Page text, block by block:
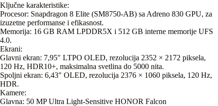
Ključne karakteristike:
Procesor: Snapdragon 8 Elite (SM8750-AB) sa Adreno 830 GPU, za
izuzetne performanse i efikasnost.
Memorija: 16 GB RAM LPDDR5X i 512 GB interne memorije UFS
4.0.
Ekrani:
Glavni ekran: 7,95″ LTPO OLED, rezolucija 2352 × 2172 piksela,
120 Hz, HDR10+, maksimalna svetlina do 5000 nita.
Spoljni ekran: 6,43″ OLED, rezolucija 2376 × 1060 piksela, 120 Hz,
HDR.
Kamere:
Glavna: 50 MP Ultra Light-Sensitive HONOR Falcon